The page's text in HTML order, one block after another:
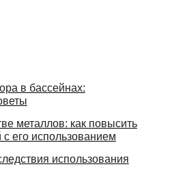
в бассейнах:
металлов: как повысить
с его использованием
использования